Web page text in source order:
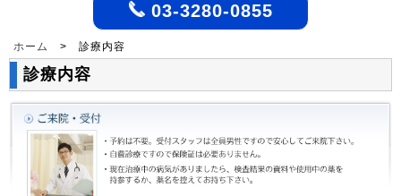
03-3280-0855
ホーム > 診療内容
診療内容